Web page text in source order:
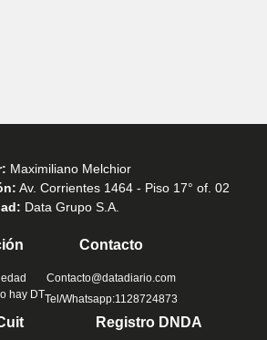
Maximiliano Melchior
Av. Corrientes 1464 - Piso 17° of. 02
Data Grupo S.A.
hay DT
Contacto
Contacto@datadiario.com
Tel/Whatsapp:1128724873
Registro DNDA